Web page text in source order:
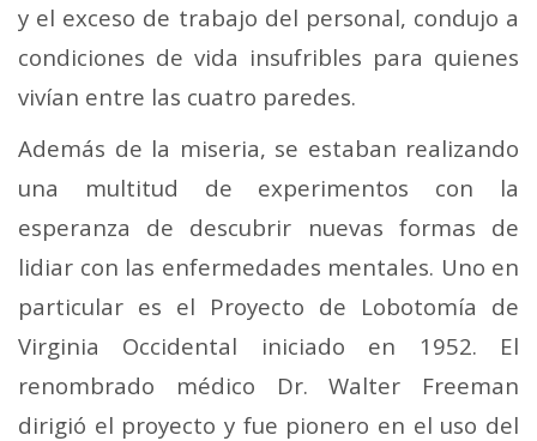
y el exceso de trabajo del personal, condujo a
condiciones de vida insufribles para quienes
vivían entre las cuatro paredes.
Además de la miseria, se estaban realizando
una multitud de experimentos con la
esperanza de descubrir nuevas formas de
lidiar con las enfermedades mentales. Uno en
particular es el Proyecto de Lobotomía de
Virginia Occidental iniciado en 1952. El
renombrado médico Dr. Walter Freeman
dirigió el proyecto y fue pionero en el uso del